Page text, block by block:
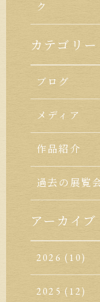
ク
カテゴリー
ブログ
メディア
作品紹介
過去の展覧
アーカイブ
2026 (10)
2025 (12)